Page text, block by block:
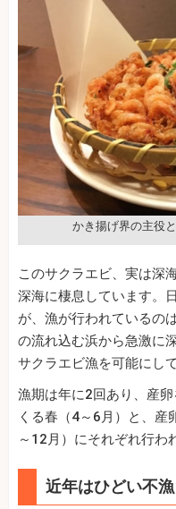
かき揚げ界の主役
このサクラエビ、実は深
深海に棲息しています。
が、漁が行われているの
の流れ込む浜から急激に
サクラエビ漁を可能にし
漁期は年に2回あり、産
くる春（4～6月）と、産
～12月）にそれぞれ行わ
近年はひどい不漁